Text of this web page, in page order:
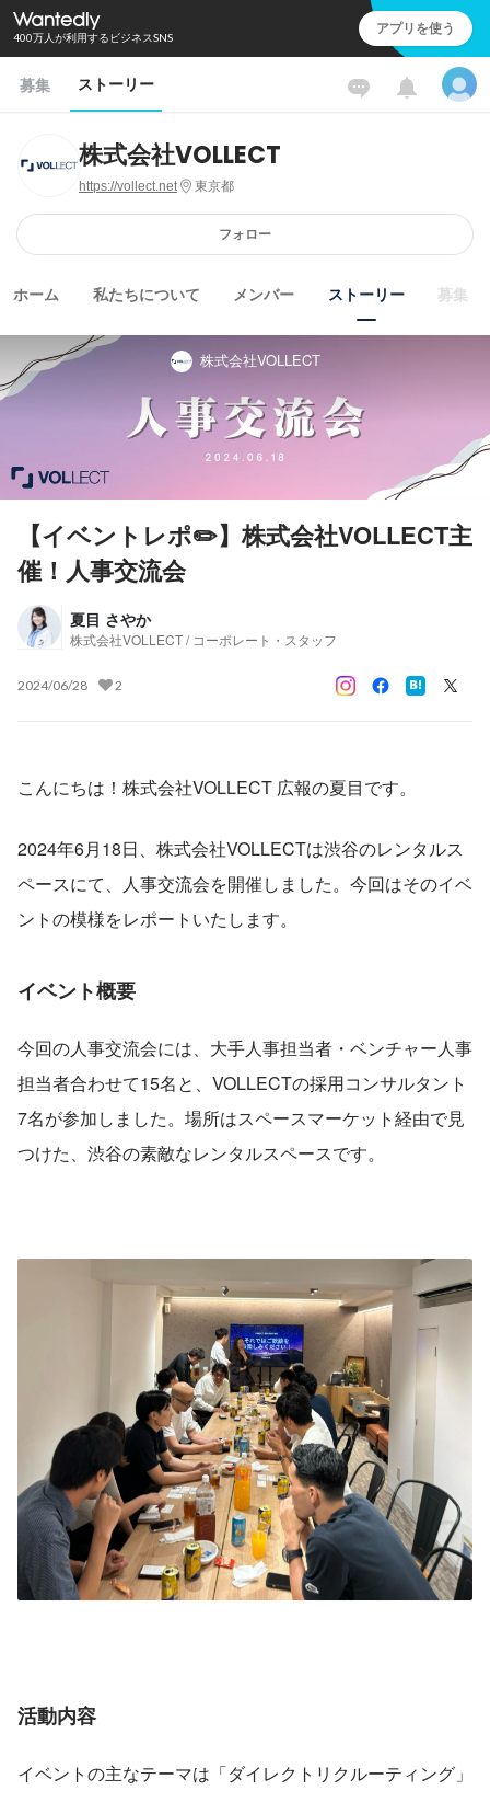
400万人が利用するビジネスSNS アプリを使う
募集 ストーリー
株式会社VOLLECT
https://vollect.net 東京都
フォロー
ホーム 私たちについて メンバー ストーリー 募集
株式会社VOLLECT
【イベントレポ✏️】株式会社VOLLECT主
催！人事交流会
夏目 さやか
株式会社VOLLECT / コーポレート・スタッフ
2024/06/28 2
こんにちは！株式会社VOLLECT 広報の夏目です。
2024年6月18日、株式会社VOLLECTは渋谷のレンタルス
ペースにて、人事交流会を開催しました。今回はそのイベ
ントの模様をレポートいたします。
イベント概要
今回の人事交流会には、大手人事担当者・ベンチャー人事
担当者合わせて15名と、VOLLECTの採用コンサルタント
7名が参加しました。場所はスペースマーケット経由で見
つけた、渋谷の素敵なレンタルスペースです。
活動内容
イベントの主なテーマは「ダイレクトリクルーティング」